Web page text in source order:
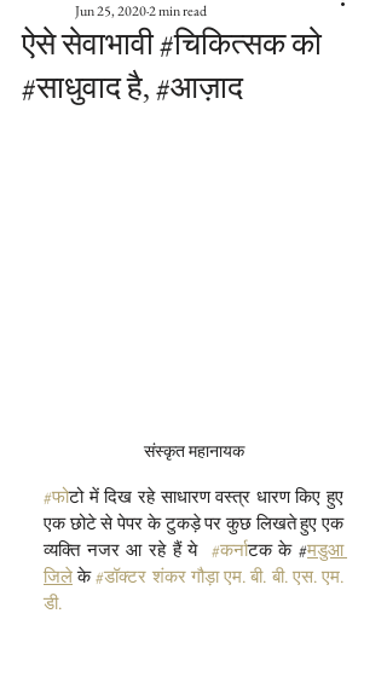
ऐसे सेवाभावी #चिकित्सक को
#साधुवाद है, #आज़ाद
Jun 25, 20202 min read
संस्कृत महानायक
#फोटो में दिख रहे साधारण वस्त्र धारण किए हुए
एक छोटे से पेपर के टुकड़े पर कुछ लिखते हुए एक
व्यक्ति नजर आ रहे हैं ये #कर्नाटक के #मडुआ
जिले के #डॉक्टर शंकर गौड़ा एम. बी. बी. एस. एम.
डी.